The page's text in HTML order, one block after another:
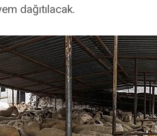
dağıtılacak.